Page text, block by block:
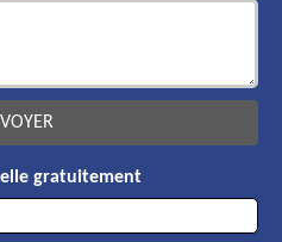
gratuitement